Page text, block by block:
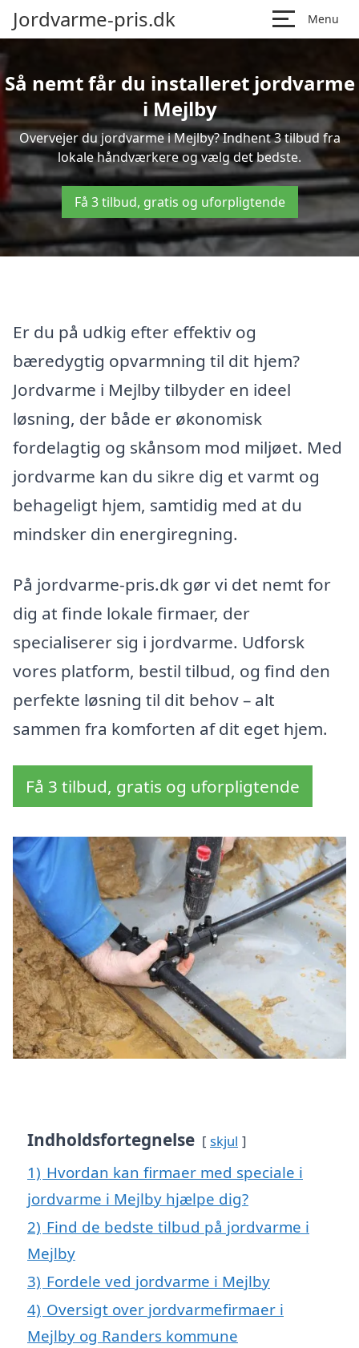
Jordvarme-pris.dk Menu
Så nemt får du installeret jordvarme
i Mejlby
Overvejer du jordvarme i Mejlby? Indhent 3 tilbud fra
lokale håndværkere og vælg det bedste.
Få 3 tilbud, gratis og uforpligtende
Er du på udkig efter effektiv og
bæredygtig opvarmning til dit hjem?
Jordvarme i Mejlby tilbyder en ideel
løsning, der både er økonomisk
fordelagtig og skånsom mod miljøet. Med
jordvarme kan du sikre dig et varmt og
behageligt hjem, samtidig med at du
mindsker din energiregning.
På jordvarme-pris.dk gør vi det nemt for
dig at finde lokale firmaer, der
specialiserer sig i jordvarme. Udforsk
vores platform, bestil tilbud, og find den
perfekte løsning til dit behov – alt
sammen fra komforten af dit eget hjem.
Få 3 tilbud, gratis og uforpligtende
Indholdsfortegnelse skjul
1) Hvordan kan firmaer med speciale i
jordvarme i Mejlby hjælpe dig?
2) Find de bedste tilbud på jordvarme i
Mejlby
3) Fordele ved jordvarme i Mejlby
4) Oversigt over jordvarmefirmaer i
Mejlby og Randers kommune